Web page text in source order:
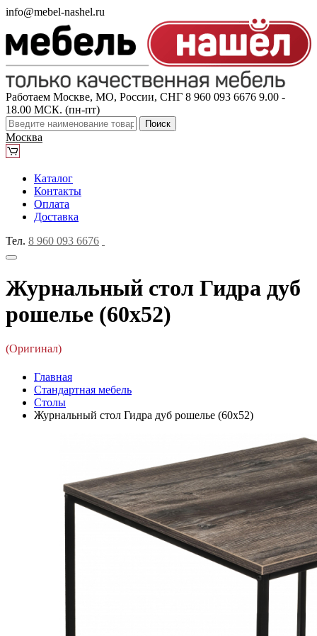
info@mebel-nashel.ru
Работаем Москве, МО, России, СНГ 8 960 093 6676 9.00 -
18.00 МСК. (пн-пт)
Поиск
Москва
Каталог
Контакты
Оплата
Доставка
Тел. 8 960 093 6676
Журнальный стол Гидра дуб
рошелье (60x52)
(Оригинал)
Главная
Стандартная мебель
Столы
Журнальный стол Гидра дуб рошелье (60x52)